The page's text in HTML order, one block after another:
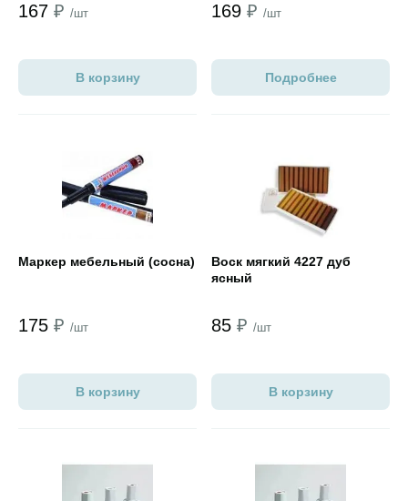
167 ₽ /шт
В корзину
169 ₽ /шт
Подробнее
Маркер мебельный (сосна)
175 ₽ /шт
В корзину
Воск мягкий 4227 дуб
ясный
85 ₽ /шт
В корзину
Открыть товар Открыть товар